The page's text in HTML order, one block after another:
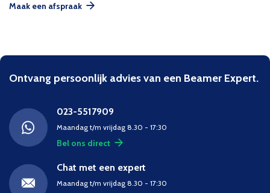
Maak een afspraak
Ontvang persoonlijk advies van een Beamer Expert.
023-5517909
Maandag t/m vrijdag 8.30 - 17:30
Bel ons direct
Chat met een expert
Maandag t/m vrijdag 8.30 - 17:30